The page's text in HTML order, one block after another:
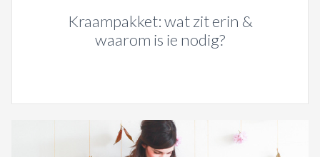
Kraampakket: wat zit erin &
waarom is ie nodig?